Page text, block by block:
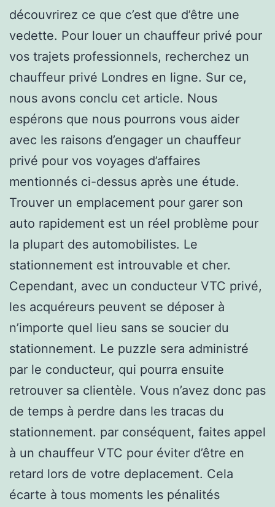
découvrirez ce que c’est que d’être une
vedette. Pour louer un chauffeur privé pour
vos trajets professionnels, recherchez un
chauffeur privé Londres en ligne. Sur ce,
nous avons conclu cet article. Nous
espérons que nous pourrons vous aider
avec les raisons d’engager un chauffeur
privé pour vos voyages d’affaires
mentionnés ci-dessus après une étude.
Trouver un emplacement pour garer son
auto rapidement est un réel problème pour
la plupart des automobilistes. Le
stationnement est introuvable et cher.
Cependant, avec un conducteur VTC privé,
les acquéreurs peuvent se déposer à
n’importe quel lieu sans se soucier du
stationnement. Le puzzle sera administré
par le conducteur, qui pourra ensuite
retrouver sa clientèle. Vous n’avez donc pas
de temps à perdre dans les tracas du
stationnement. par conséquent, faites appel
à un chauffeur VTC pour éviter d’être en
retard lors de votre deplacement. Cela
écarte à tous moments les pénalités